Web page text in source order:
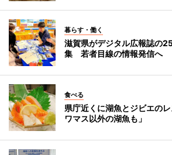
暮らす・働く
滋賀県がデジタル広報誌の
集 若者目線の情報発信へ
食べる
県庁近くに湖魚とジビエの
ワマス以外の湖魚も」